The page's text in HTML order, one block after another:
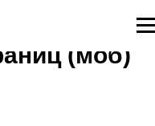
(моб)